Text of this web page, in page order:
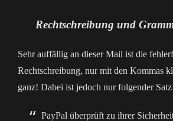
Rechtschreibung und
Sehr auffällig an dieser Mail ist die
Rechtschreibung, nur mit den Kommas
ganz! Dabei ist jedoch nur folgender
PayPal überprüft zu ihrer